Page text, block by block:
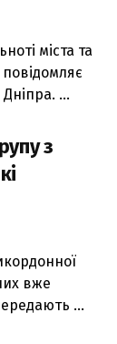
міста та
...
з
вже
...